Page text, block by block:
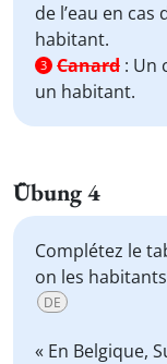
de l’eau en cas
habitant.
3 Canard : Un
un habitant.
Übung 4
Complétez le
on les
DE
« En Belgique,